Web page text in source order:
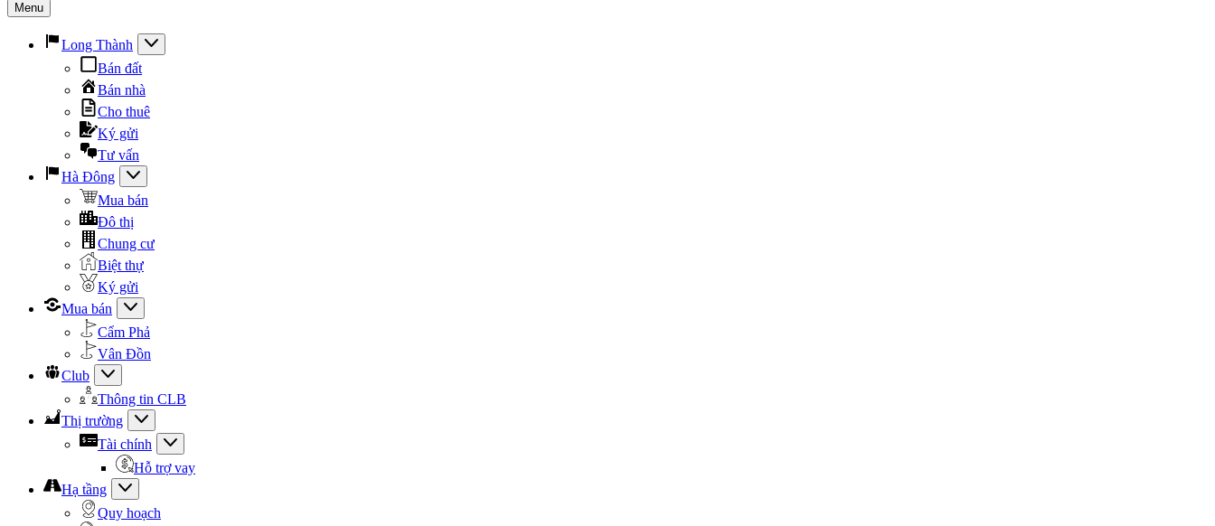
Menu
Long Thành
Bán đất
Bán nhà
Cho thuê
Ký gửi
Tư vấn
Hà Đông
Mua bán
Đô thị
Chung cư
Biệt thự
Ký gửi
Mua bán
Cẩm Phả
Vân Đồn
Club
Thông tin CLB
Thị trường
Tài chính
Hỗ trợ vay
Hạ tầng
Quy hoạch